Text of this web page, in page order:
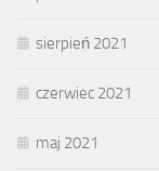
sierpień 2021
czerwiec 2021
maj 2021